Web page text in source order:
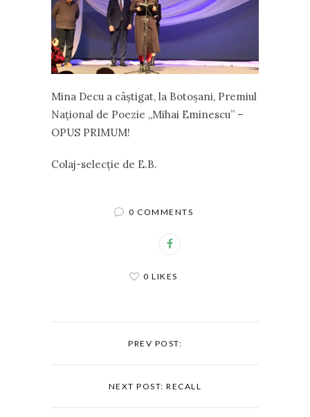
Mina Decu a câștigat, la Botoșani, Premiul
Național de Poezie „Mihai Eminescu” –
OPUS PRIMUM!
Colaj-selecție de E.B.
0 COMMENTS
0 LIKES
PREV POST:
NEXT POST: RECALL